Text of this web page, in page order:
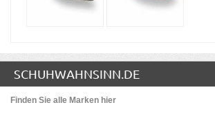
SCHUHWAHNSINN.DE
Finden Sie alle Marken hier